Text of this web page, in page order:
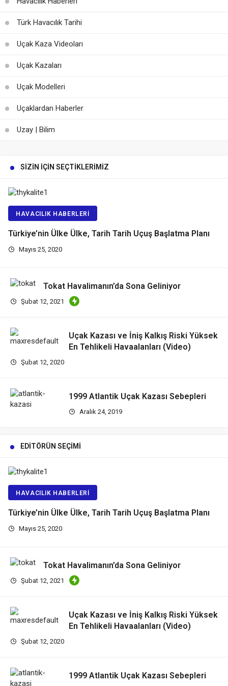
Türk Havacılık Tarihi
Uçak Kaza Videoları
Uçak Kazaları
Uçak Modelleri
Uçaklardan Haberler
Uzay | Bilim
SIZIN İÇIN SEÇTIKLERIMIZ
HAVACILIK HABERLERI
Türkiye’nin Ülke Ülke, Tarih Tarih Uçuş Başlatma Planı
Mayıs 25, 2020
Tokat Havalimanın’da Sona Geliniyor
Şubat 12, 2021
Uçak Kazası ve İniş Kalkış Riski Yüksek
En Tehlikeli Havaalanları (Video)
Şubat 12, 2020
1999 Atlantik Uçak Kazası Sebepleri
Aralık 24, 2019
EDITÖRÜN SEÇIMI
HAVACILIK HABERLERI
Türkiye’nin Ülke Ülke, Tarih Tarih Uçuş Başlatma Planı
Mayıs 25, 2020
Tokat Havalimanın’da Sona Geliniyor
Şubat 12, 2021
Uçak Kazası ve İniş Kalkış Riski Yüksek
En Tehlikeli Havaalanları (Video)
Şubat 12, 2020
1999 Atlantik Uçak Kazası Sebepleri